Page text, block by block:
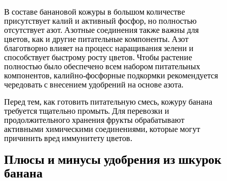
В составе банановой кожуры в большом количестве
присутствует калий и активный фосфор, но полностью
отсутствует азот. Азотные соединения также важны для
цветов, как и другие питательные компоненты. Азот
благотворно влияет на процесс наращивания зелени и
способствует быстрому росту цветов. Чтобы растение
полностью было обеспечено всем набором питательных
компонентов, калийно-фосфорные подкормки рекомендуется
чередовать с внесением удобрений на основе азота.
Перед тем, как готовить питательную смесь, кожуру банана
требуется тщательно промыть. Для перевозки и
продолжительного хранения фрукты обрабатывают
активными химическими соединениями, которые могут
причинить вред иммунитету цветов.
Плюсы и минусы удобрения из шкурок
банана